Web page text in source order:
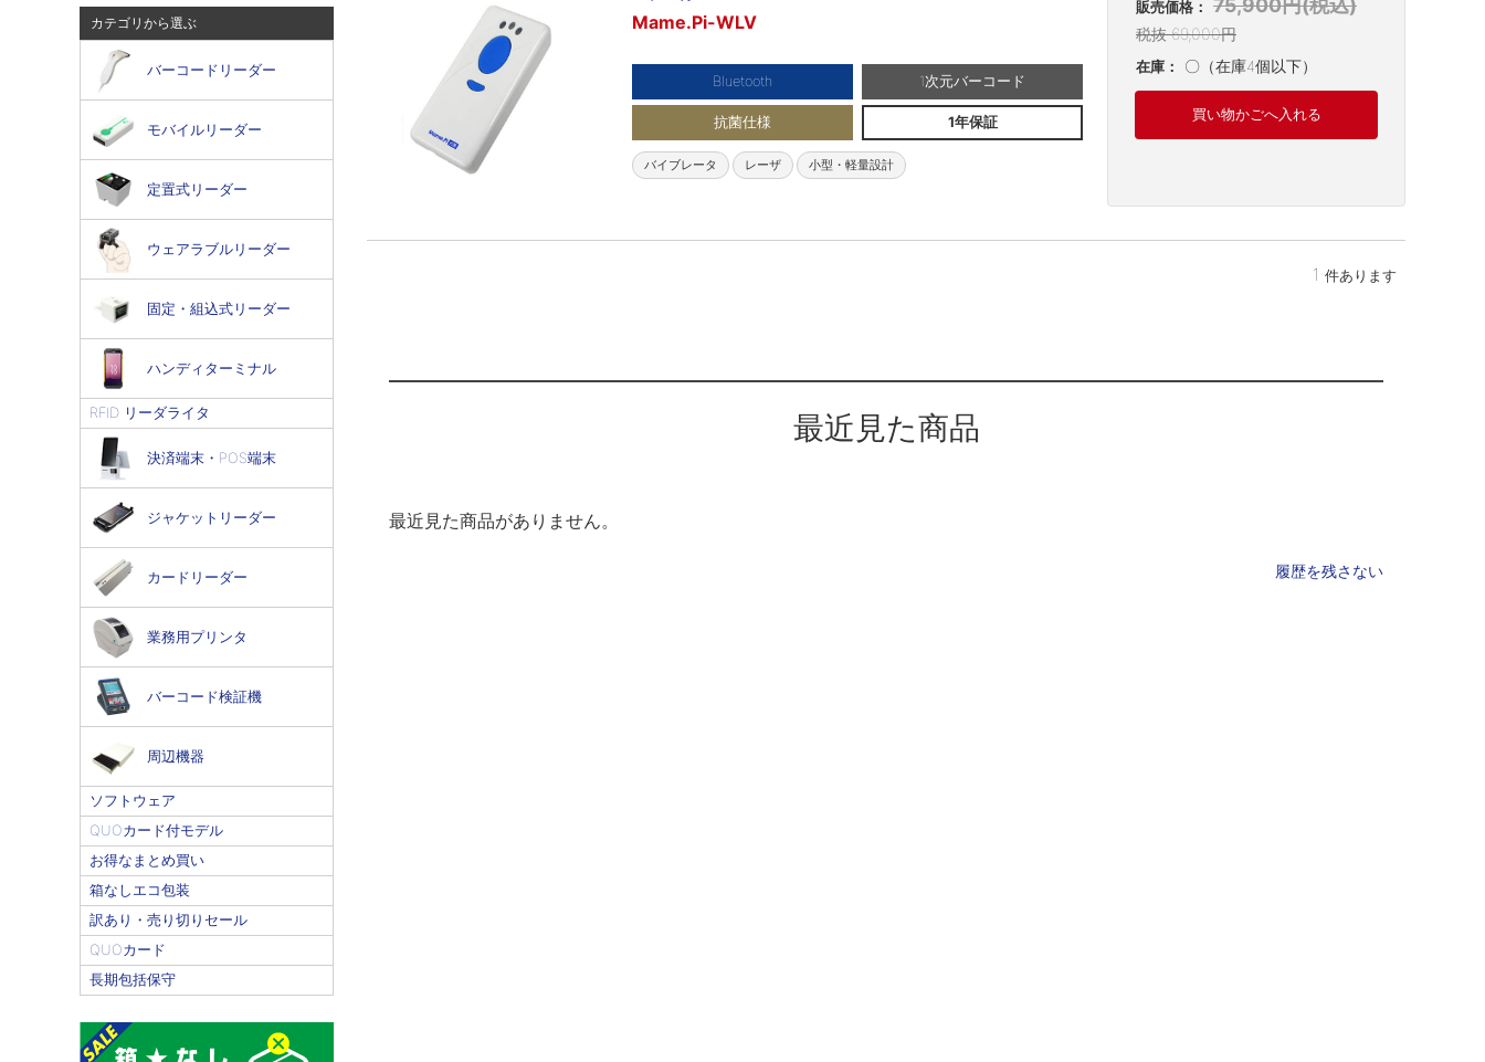
カテゴリから選ぶ
バーコードリーダー
モバイルリーダー
定置式リーダー
ウェアラブルリーダー
固定・組込式リーダー
ハンディターミナル
RFID リーダライタ
決済端末・POS端末
ジャケットリーダー
カードリーダー
業務用プリンタ
バーコード検証機
周辺機器
ソフトウェア
QUOカード付モデル
お得なまとめ買い
箱なしエコ包装
訳あり・売り切りセール
QUOカード
長期包括保守
Mame.Pi-WLV
販売価格： 75,900円(税込)
税抜 69,000円
在庫： 〇（在庫4個以下）
買い物かごへ入れる
Bluetooth 1次元バーコード
抗菌仕様 1年保証
バイブレータ レーザ 小型・軽量設計
1 件あります
最近見た商品
最近見た商品がありません。
履歴を残さない